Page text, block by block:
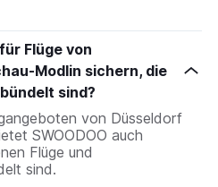
Flüge von
Modlin sichern, die
sind?
von Düsseldorf
SWOODOO auch
Flüge und
sind.